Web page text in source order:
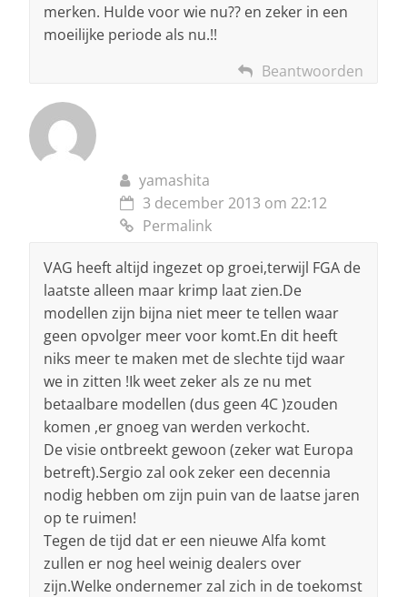
merken. Hulde voor wie nu?? en zeker in een
moeilijke periode als nu.!!
Beantwoorden
yamashita
3 december 2013 om 22:12
Permalink
VAG heeft altijd ingezet op groei,terwijl FGA de
laatste alleen maar krimp laat zien.De
modellen zijn bijna niet meer te tellen waar
geen opvolger meer voor komt.En dit heeft
niks meer te maken met de slechte tijd waar
we in zitten !Ik weet zeker als ze nu met
betaalbare modellen (dus geen 4C )zouden
komen ,er gnoeg van werden verkocht.
De visie ontbreekt gewoon (zeker wat Europa
betreft).Sergio zal ook zeker een decennia
nodig hebben om zijn puin van de laatse jaren
op te ruimen!
Tegen de tijd dat er een nieuwe Alfa komt
zullen er nog heel weinig dealers over
zijn.Welke ondernemer zal zich in de toekomst